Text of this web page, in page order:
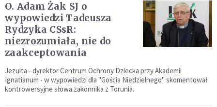
O. Adam Żak SJ o
wypowiedzi Tadeusza
Rydzyka CSsR:
niezrozumiała, nie do
zaakceptowania
Jezuita - dyrektor Centrum Ochrony Dziecka przy Akademii
Ignatianum - w wypowiedzi dla "Gościa Niedzielnego" skomentował
kontrowersyjne słowa zakonnika z Torunia.